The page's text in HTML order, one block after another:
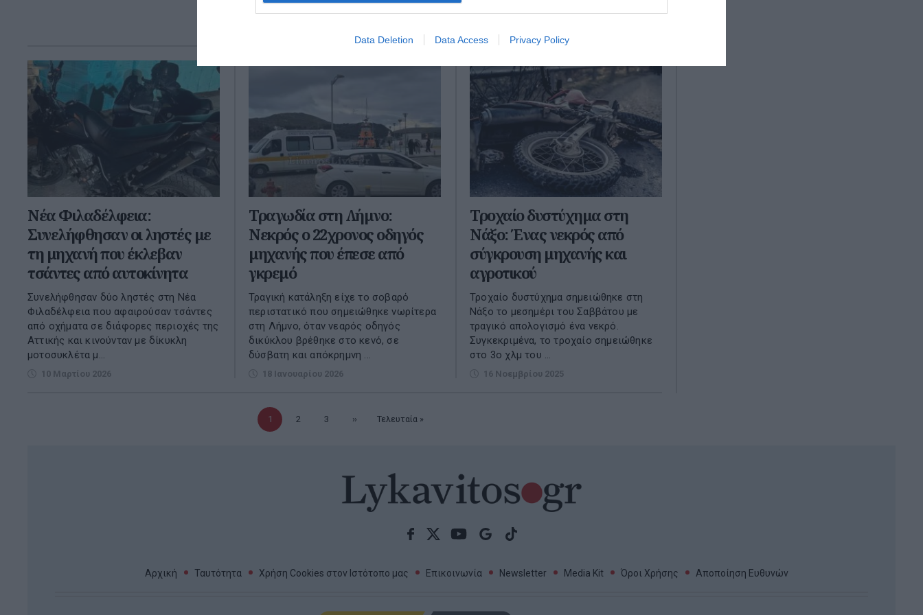
Data Deletion Data Access Privacy Policy
Νέα Φιλαδέλφεια:
Συνελήφθησαν οι ληστές με
τη μηχανή που έκλεβαν
τσάντες από αυτοκίνητα
Συνελήφθησαν δύο ληστές στη Νέα
Φιλαδέλφεια που αφαιρούσαν τσάντες
από οχήματα σε διάφορες περιοχές της
Αττικής και κινούνταν με δίκυκλη
μοτοσυκλέτα μ...
10 Μαρτίου 2026
Τραγωδία στη Λήμνο:
Νεκρός ο 22χρονος οδηγός
μηχανής που έπεσε από
γκρεμό
Τραγική κατάληξη είχε το σοβαρό
περιστατικό που σημειώθηκε νωρίτερα
στη Λήμνο, όταν νεαρός οδηγός
δικύκλου βρέθηκε στο κενό, σε
δύσβατη και απόκρημνη ...
18 Ιανουαρίου 2026
Τροχαίο δυστύχημα στη
Νάξο: Ένας νεκρός από
σύγκρουση μηχανής και
αγροτικού
Τροχαίο δυστύχημα σημειώθηκε στη
Νάξο το μεσημέρι του Σαββάτου με
τραγικό απολογισμό ένα νεκρό.
Συγκεκριμένα, το τροχαίο σημειώθηκε
στο 3ο χλμ του ...
16 Νοεμβρίου 2025
Τρέχουσα
1 Σελίδα
2 Σελίδα
3 Επόμενη
›› Τελευταία
Τελευταία »
Αρχική Ταυτότητα Χρήση Cookies στον Ιστότοπο μας Επικοινωνία Newsletter Media Kit Όροι Χρήσης Αποποίηση Ευθυνών